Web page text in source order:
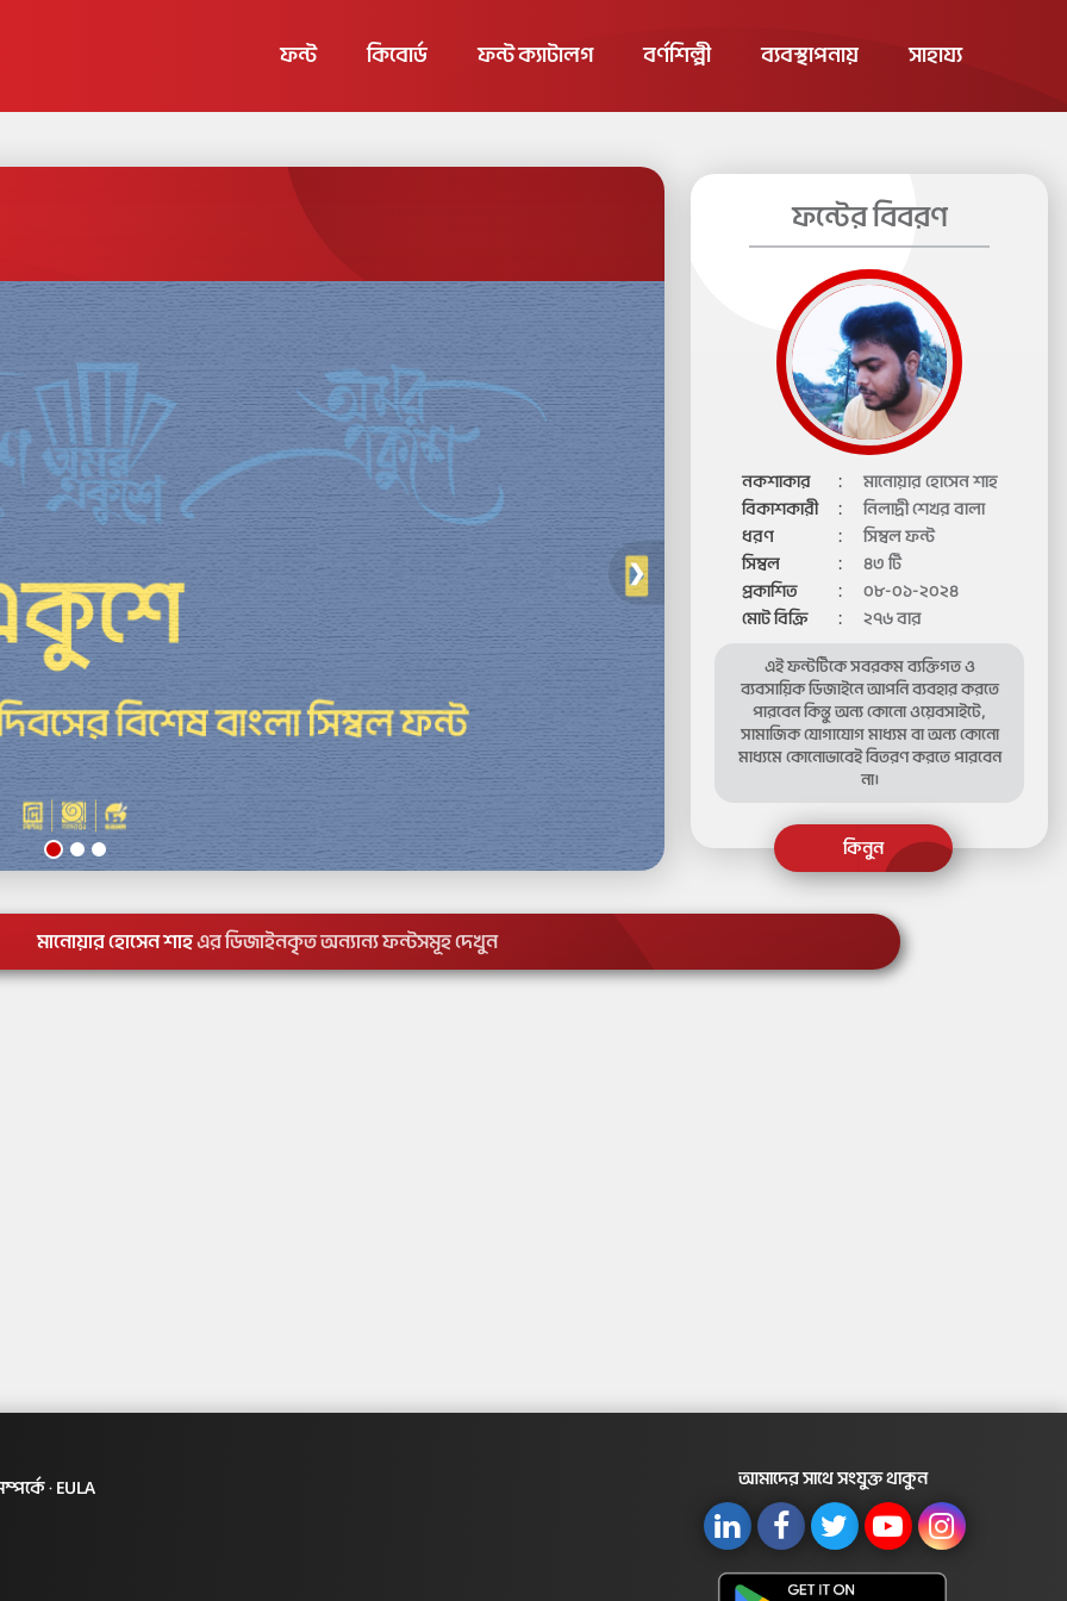
সাহায্য
ব্যবস্থাপনায়
বর্ণশিল্পী
ফন্ট ক্যাটালগ
কিবোর্ড
ফন্ট
❯
ফন্টের বিবরণ
নকশাকার :
মানোয়ার হোসেন শাহ
বিকাশকারী
:
নিলাদ্রী শেখর বালা
ধরণ
:
সিম্বল ফন্ট
সিম্বল
:
৪৩ টি
প্রকাশিত
:
০৮-০১-২০২৪
মোট বিক্রি
: ২৭৬বার
এই ফন্টটিকে সবরকম ব্যক্তিগত ও
ব্যবসায়িক ডিজাইনে আপনি ব্যবহার করতে
পারবেন কিন্তু অন্য কোনো ওয়েবসাইটে,
সামাজিক যোগাযোগ মাধ্যম বা অন্য কোনো
মাধ্যমে কোনোভাবেই বিতরণ করতে পারবেন
না।
মানোয়ার হোসেন শাহএর ডিজাইনকৃত অন্যান্য ফন্টসমূহ দেখুন
আমাদের সাথে সংযুক্ত থাকুন
· EULA